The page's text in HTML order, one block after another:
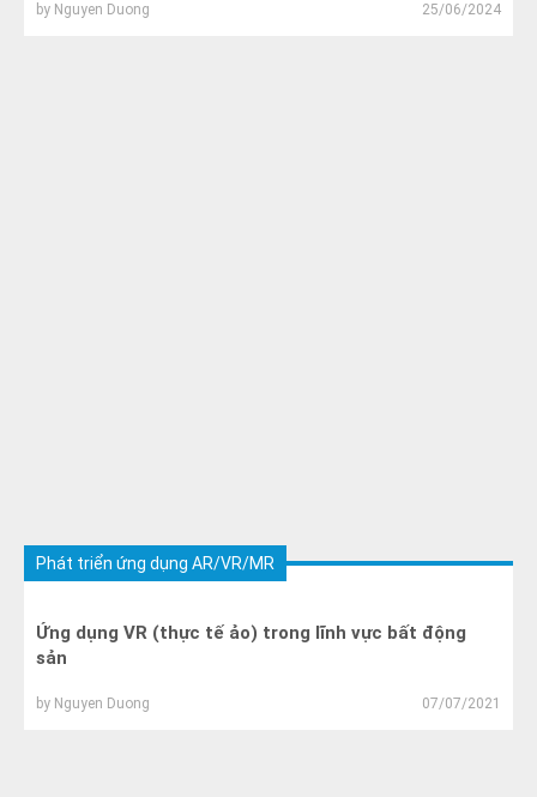
by Nguyen Duong 25/06/2024
Phát triển ứng dụng AR/VR/MR
Ứng dụng VR (thực tế ảo) trong lĩnh vực bất động
sản
by Nguyen Duong 07/07/2021